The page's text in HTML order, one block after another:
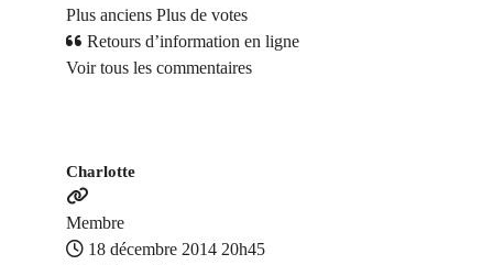
Plus anciens Plus de votes
Retours d’information en ligne
Voir tous les commentaires
Charlotte
Membre
18 décembre 2014 20h45